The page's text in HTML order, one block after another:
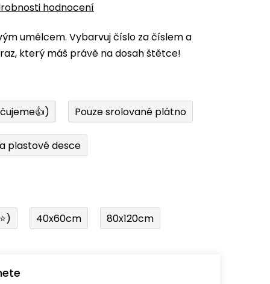
hodnocení
umělcem. Vybarvuj číslo za číslem a
který máš právě na dosah štětce!
Pouze srolované plátno
plastové desce
40x60cm 80x120cm